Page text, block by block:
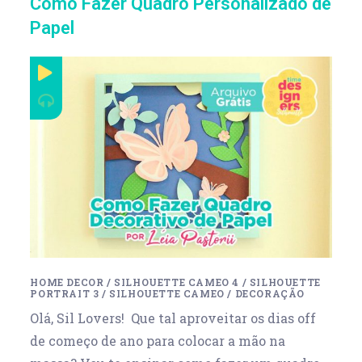
Papel
HOME DECOR / SILHOUETTE CAMEO 4 / SILHOUETTE
PORTRAIT 3 / SILHOUETTE CAMEO / DECORAÇÃO
Olá, Sil Lovers! Que tal aproveitar os dias off
de começo de ano para colocar a mão na